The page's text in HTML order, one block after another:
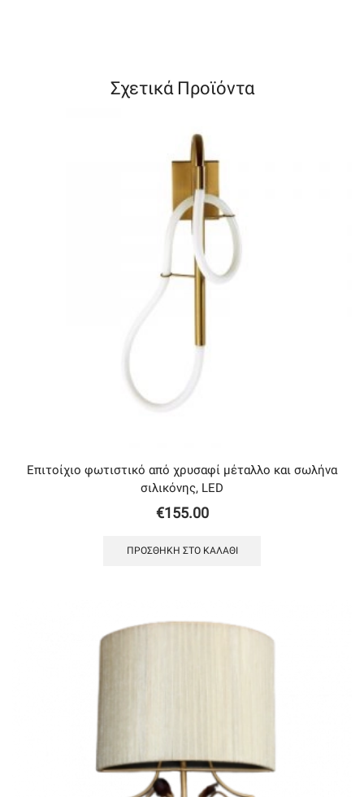
Σχετικά Προϊόντα
Επιτοίχιο φωτιστικό από χρυσαφί μέταλλο και σωλήνα
σιλικόνης, LED
€155.00
ΠΡΟΣΘΉΚΗ ΣΤΟ ΚΑΛΆΘΙ